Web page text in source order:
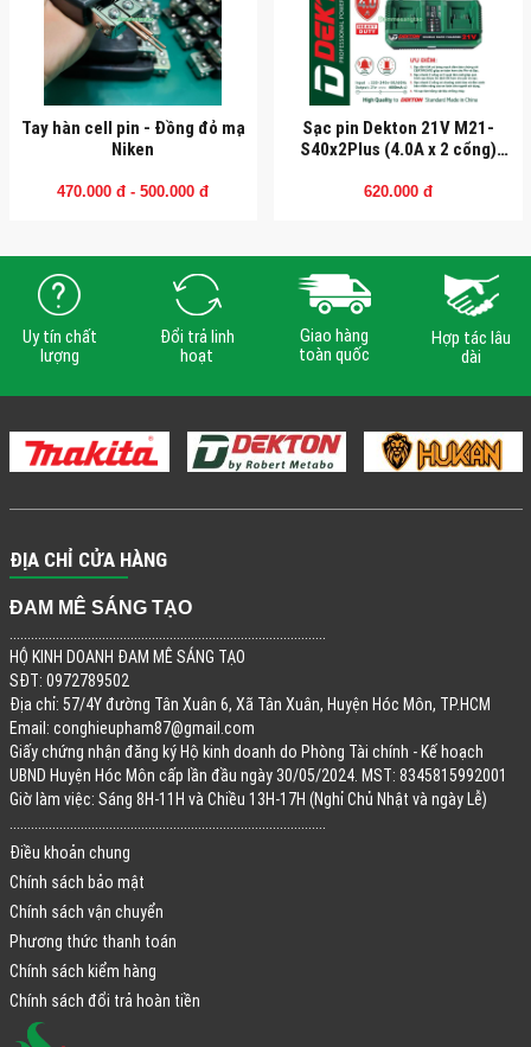
Tay hàn cell pin - Đồng đỏ mạ
Niken
470.000 đ - 500.000 đ
Sạc pin Dekton 21V M21-
S40x2Plus (4.0A x 2 cổng)
620.000 đ
Uy tín chất
lượng
Đổi trả linh
hoạt
Giao hàng
toàn quốc
Hợp tác lâu
dài
ĐỊA CHỈ CỬA HÀNG
ĐAM MÊ SÁNG TẠO
HỘ KINH DOANH ĐAM MÊ SÁNG TẠO
SĐT: 0972789502
Địa chỉ: 57/4Y đường Tân Xuân 6, Xã Tân Xuân, Huyện Hóc Môn, TP.HCM
Email: conghieupham87@gmail.com
Giấy chứng nhận đăng ký Hộ kinh doanh do Phòng Tài chính - Kế hoạch
UBND Huyện Hóc Môn cấp lần đầu ngày 30/05/2024. MST: 8345815992001
Giờ làm việc: Sáng 8H-11H và Chiều 13H-17H (Nghỉ Chủ Nhật và ngày Lễ)
Điều khoản chung
Chính sách bảo mật
Chính sách vận chuyển
Phương thức thanh toán
Chính sách kiểm hàng
Chính sách đổi trả hoàn tiền